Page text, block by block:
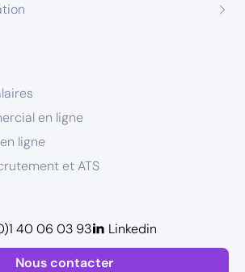
en ligne
ligne
et ATS
Nous contacter
40 06 03 93 Linkedin